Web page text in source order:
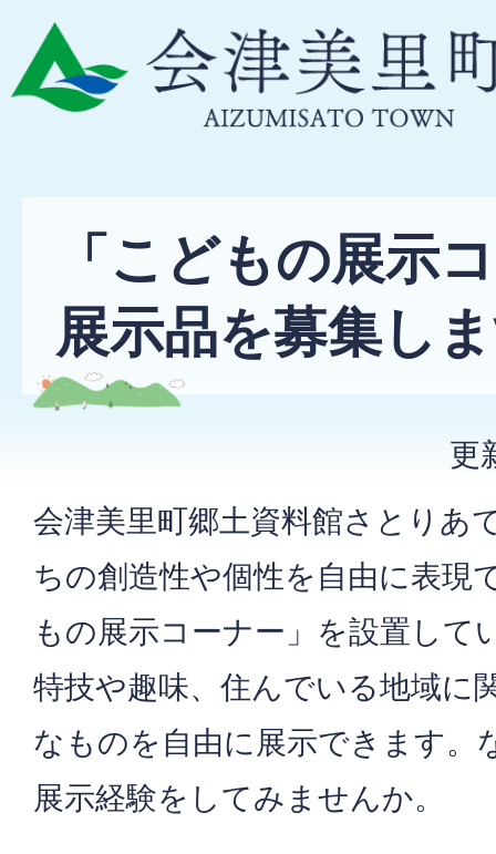
「こどもの展示
展示品を募集し
更
会津美里町郷土資料館さとりあ
ちの創造性や個性を自由に表現
もの展示コーナー」を設置して
特技や趣味、住んでいる地域に
なものを自由に展示できます。
展示経験をしてみませんか。